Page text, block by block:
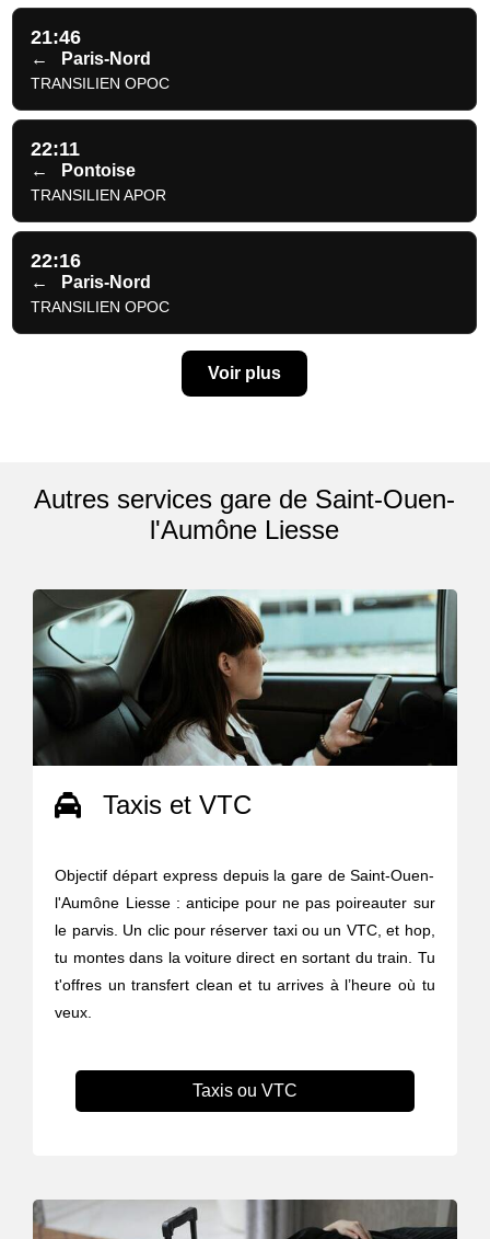
21:46
← Paris-Nord
TRANSILIEN OPOC
22:11
← Pontoise
TRANSILIEN APOR
22:16
← Paris-Nord
TRANSILIEN OPOC
Voir plus
Autres services gare de Saint-Ouen-
l'Aumône Liesse
Taxis et VTC
Objectif départ express depuis la gare de Saint-Ouen-
l'Aumône Liesse : anticipe pour ne pas poireauter sur
le parvis. Un clic pour réserver taxi ou un VTC, et hop,
tu montes dans la voiture direct en sortant du train. Tu
t'offres un transfert clean et tu arrives à l’heure où tu
veux.
Taxis ou VTC